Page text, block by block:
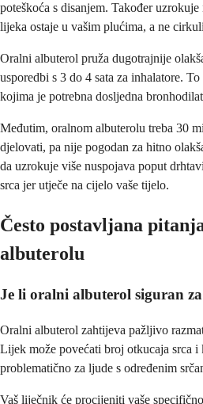
poteškoća s disanjem. Također
lijeka ostaje u vašim plućima, a ne
Oralni albuterol pruža dugotrajnije
usporedbi s 3 do 4 sata za inhalatore.
kojima je potrebna dosljedna
Međutim, oralnom albuterolu treba 30
djelovati, pa nije pogodan za hitno
da uzrokuje više nuspojava poput
srca jer utječe na cijelo vaše tijelo.
Često postavljana
albuterolu
Je li oralni albuterol siguran za
Oralni albuterol zahtijeva pažljivo
Lijek može povećati broj otkucaja srca
problematično za ljude s određenim
Vaš liječnik će procijeniti vaše